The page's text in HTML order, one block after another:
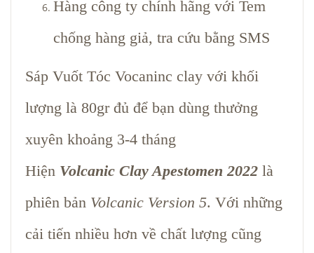
Hàng công ty chính hãng với Tem
chống hàng giả, tra cứu bằng SMS
Sáp Vuốt Tóc Vocaninc clay với khối
lượng là 80gr đủ để bạn dùng thưởng
xuyên khoảng 3-4 tháng
Hiện Volcanic Clay Apestomen 2022 là
phiên bản Volcanic Version 5. Với những
cải tiến nhiều hơn về chất lượng cũng